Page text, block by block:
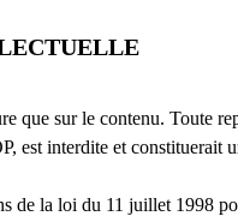
sur le contenu. Toute
est interdite et
de la loi du 11 juillet